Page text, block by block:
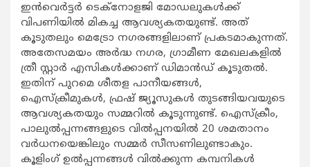
ഇന്‍വെര്‍ട്ടര്‍ ടെക്‌നോളജി മോഡലുകള്‍ക്ക്
വിപണിയില്‍ മികച്ച ആവശ്യകതയുണ്ട്. അത്
കൂടുതലും മെട്രോ നഗരങ്ങളിലാണ് പ്രകടമാകുന്നത്.
അതേസമയം അര്‍ദ്ധ നഗര, ഗ്രാമീണ മേഖലകളില്‍
ത്രീ സ്റ്റാര്‍ എസികള്‍ക്കാണ് ഡിമാന്‍ഡ് കൂടുതല്‍.
ഇതിന് പുറമെ ശീതള പാനീയങ്ങള്‍,
ഐസ്‌ക്രീമുകള്‍, ഫ്രഷ് ജ്യൂസുകള്‍ തുടങ്ങിയവയുടെ
ആവശ്യകതയും സമ്മറില്‍ കൂടുന്നുണ്ട്. ഐസ്‌ക്രീം,
പാലുല്‍പ്പന്നങ്ങളുടെ വില്‍പ്പനയില്‍ 20 ശമതാനം
വര്‍ധനയെങ്കിലും സമ്മര്‍ സീസണിലുണ്ടാകും.
കൂളിംഗ് ഉല്‍പ്പന്നങ്ങള്‍ വില്‍ക്കുന്ന കമ്പനികള്‍